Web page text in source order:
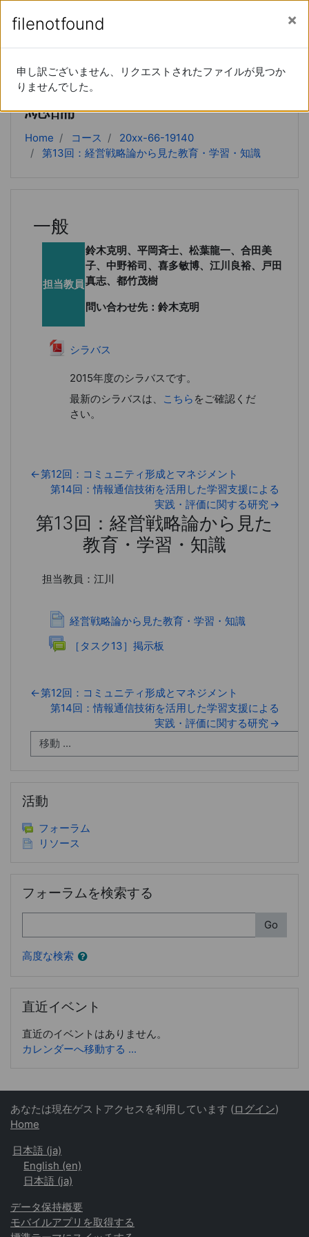
サイドパネル
あなたは現在ゲストアクセスを利用しています (ロ
グイン )
教授システム学研究
総論
Home コース
20xx-66-19140
第13回：経営戦略論から見た教育・学習・知識
一般
担当教員
鈴木克明、平岡斉士、松葉龍一、合田美
子、中野裕司、喜多敏博、江川良裕、戸田
真志、都竹茂樹
問い合わせ先：鈴木克明
シラバスファイル
2015年度のシラバスです。
最新のシラバスは、
こちら をご確認くだ
さい。
←第12回：コミュニティ形成とマネジメント
第14回：情報通信技術を活用した学習支援による
実践・評価に関する研究 →
第13回：経営戦略論から見た
教育・学習・知識
第13回：経営戦略論から見た教育
担当教員：江川
経営戦略論から見た教育・学習・知識
ページ
［タスク13］掲示板フォーラム
←第12回：コミュニティ形成とマネジメント
第14回：情報通信技術を活用した学習支援による
実践・評価に関する研究 →
活動
フォーラム
リソース
フォーラムを検索する
Go
高度な検索
直近イベント
直近のイベントはありません。
カレンダーへ移動する ...
あなたは現在ゲストアクセスを利用しています (ログイン)
Home
日本語 ‎(ja)‎
English ‎(en)‎
日本語 ‎(ja)‎
データ保持概要
モバイルアプリを取得する
filenotfound
申し訳ございません、リクエストされたファイルが見つか
りませんでした。
filenotfound
申し訳ございません、リクエストされたファイルが見つか
りませんでした。